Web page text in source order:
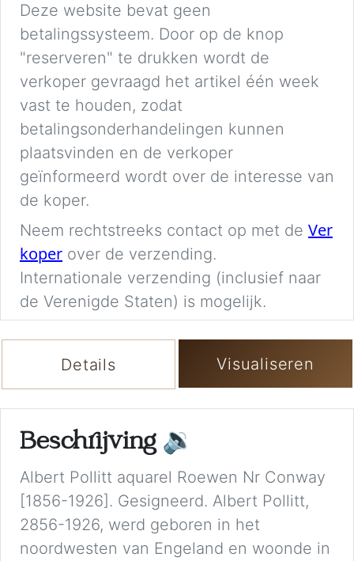
Deze website bevat geen
betalingssysteem. Door op de knop
"reserveren" te drukken wordt de
verkoper gevraagd het artikel één week
vast te houden, zodat
betalingsonderhandelingen kunnen
plaatsvinden en de verkoper
geïnformeerd wordt over de interesse van
de koper.
Neem rechtstreeks contact op met de Ver
koper over de verzending.
Internationale verzending (inclusief naar
de Verenigde Staten) is mogelijk.
Details Visualiseren
Beschrijving 🔉
Albert Pollitt aquarel Roewen Nr Conway
[1856-1926]. Gesigneerd. Albert Pollitt,
2856-1926, werd geboren in het
noordwesten van Engeland en woonde in